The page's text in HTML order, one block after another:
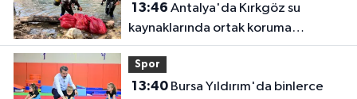
13:46
kaynaklarında ortak koruma
seferberliği
Spor
13:40Bursa Yıldırım'da binlerce